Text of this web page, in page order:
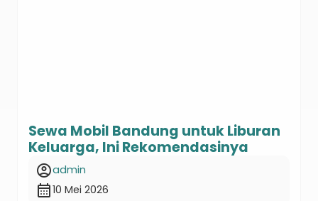
Sewa Mobil Bandung untuk Liburan
Keluarga, Ini Rekomendasinya
account_circleadmin
calendar_month10 Mei 2026